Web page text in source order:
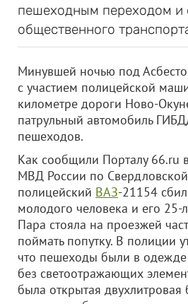
пешеходным переходом и
общественного
Минувшей ночью под
с участием полицейской
километре дороги Ново-
патрульный автомобиль
пешеходов.
Как сообщили Порталу 66.ru
МВД России по Свердловской
полицейский ВАЗ-21154
молодого человека и его 25-
Пара стояла на проезжей
поймать попутку. В полиции
что пешеходы были в одежде
без светоотражающих
была открытая двухлитровая